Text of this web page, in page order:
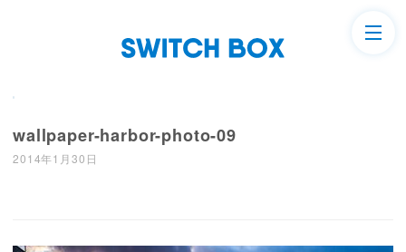
wallpaper-harbor-photo-09
2014年1月30日